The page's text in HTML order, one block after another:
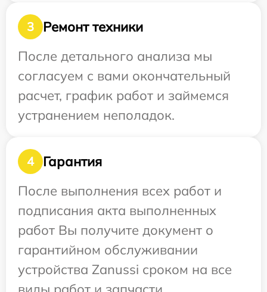
3
Ремонт техники
После детального анализа мы
согласуем с вами окончательный
расчет, график работ и займемся
устранением неполадок.
4
Гарантия
После выполнения всех работ и
подписания акта выполненных
работ Вы получите документ о
гарантийном обслуживании
устройства Zanussi сроком на все